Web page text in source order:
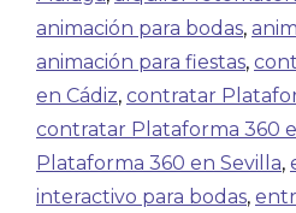
animación para bodas,
animación para fiestas,
en Cádiz, contratar
contratar Plataforma 360
Plataforma 360 en Sevilla,
interactivo para bodas,